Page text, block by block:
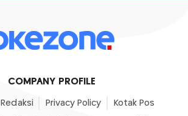
COMPANY PROFILE
Redaksi Privacy Policy Kotak Pos